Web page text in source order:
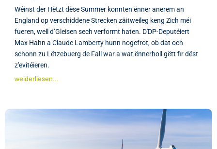
Wéinst der Hëtzt dëse Summer konnten ënner anerem an
England op verschiddene Strecken zäitweileg keng Zich méi
fueren, well d’Gleisen sech verformt haten. D'DP-Deputéiert
Max Hahn a Claude Lamberty hunn nogefrot, ob dat och
schonn zu Lëtzebuerg de Fall war a wat ënnerholl gëtt fir dëst
z'evitéieren.
weiderliesen...